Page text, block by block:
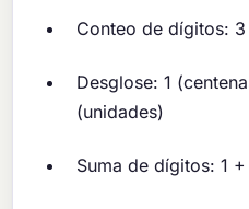
Conteo de dígitos: 3
Desglose: 1
(unidades)
Suma de dígitos: 1